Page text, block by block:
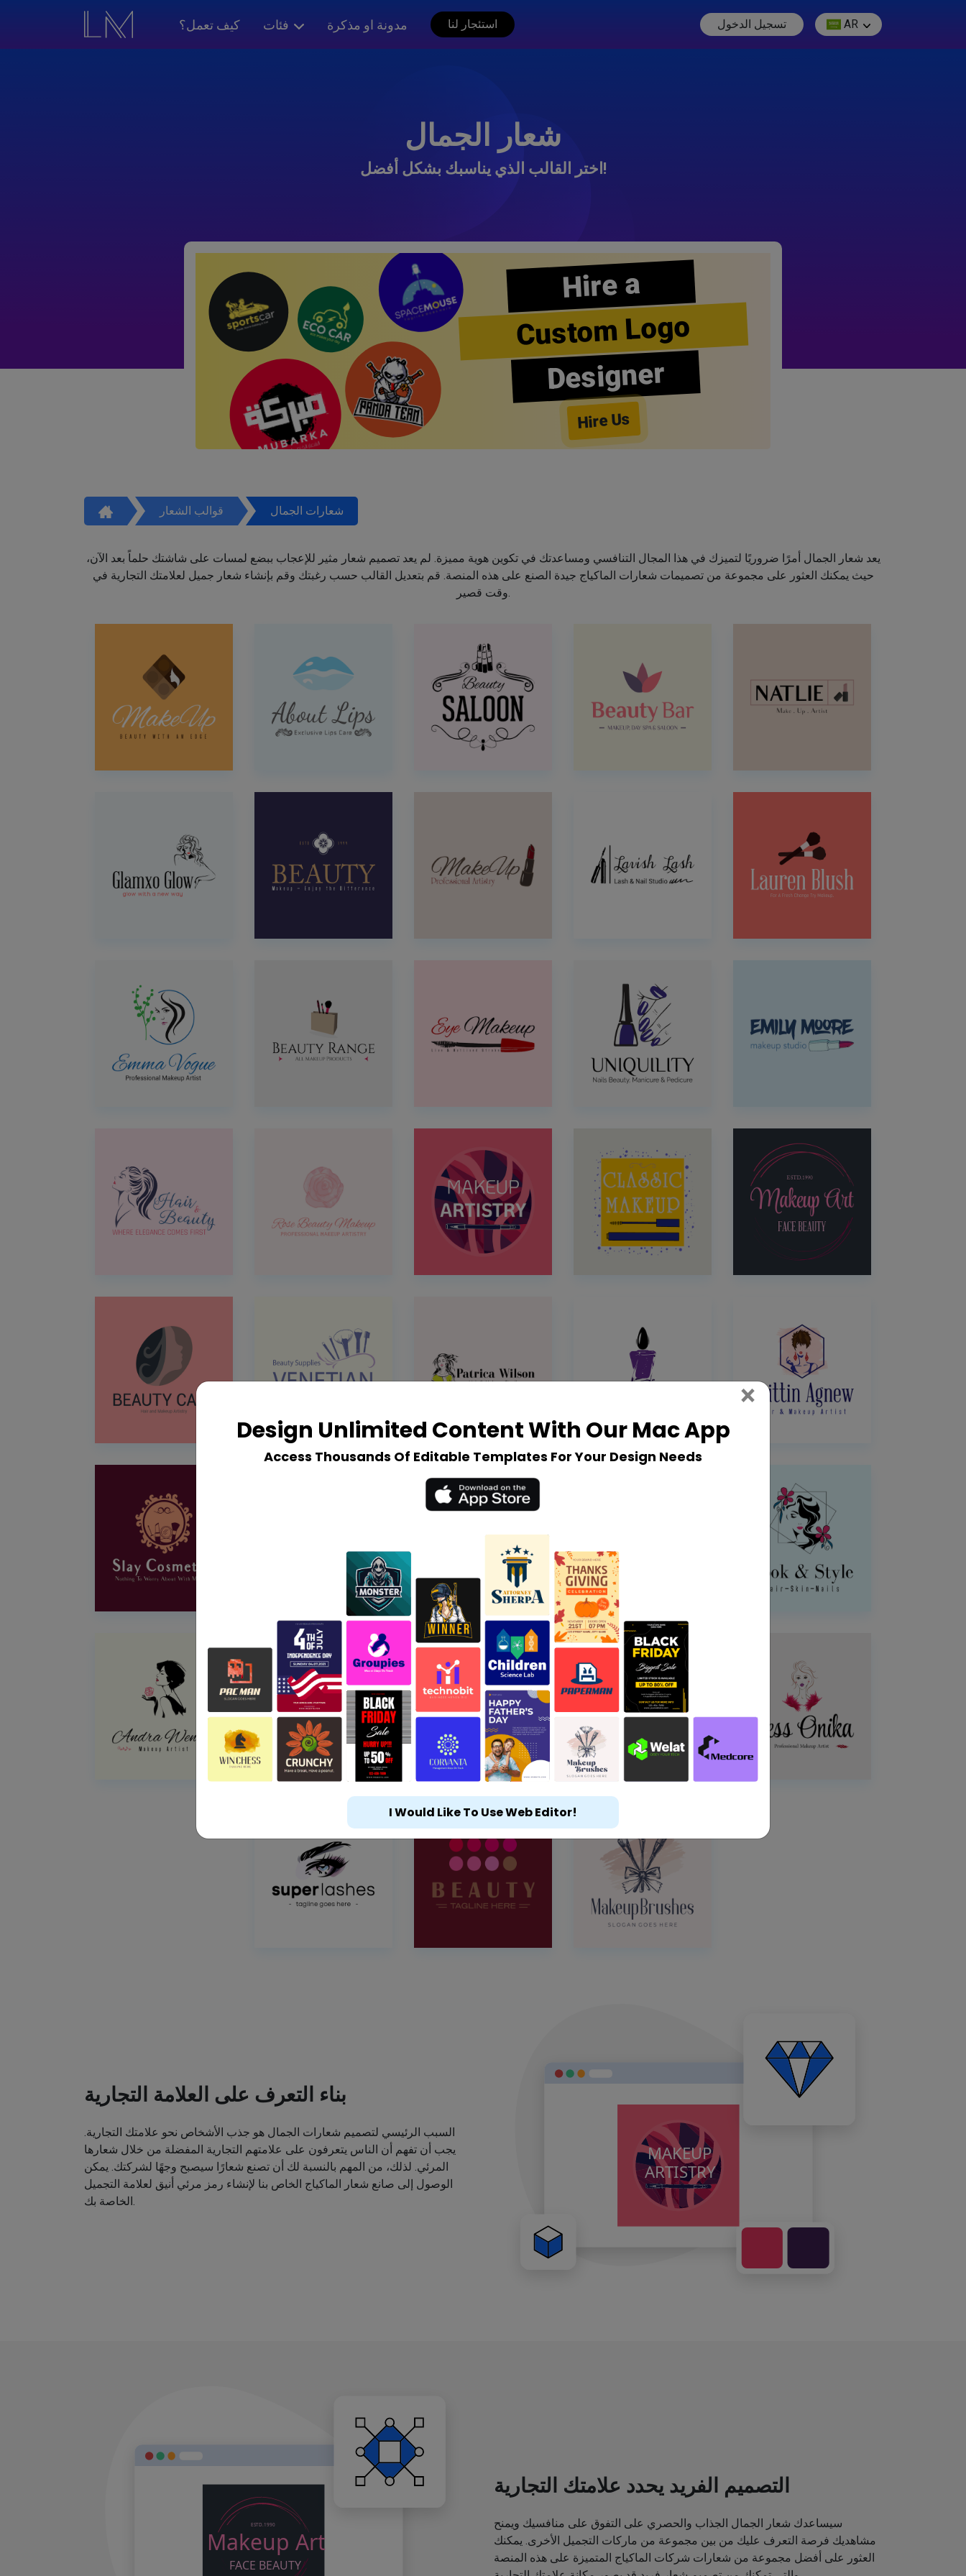
كيف تعمل؟ فئات مدونة او مذكرة استئجار لنا تسجيل الدخول AR
شعار الجمال
اختر القالب الذي يناسبك بشكل أفضل!
Hire a
Custom Logo
Designer
Hire Us
قوالب الشعار شعارات الجمال
يعد شعار الجمال أمرًا ضروريًا لتميزك في هذا المجال التنافسي ومساعدتك في تكوين هوية مميزة. لم يعد تصميم شعار مثير للإعجاب ببضع لمسات على شاشتك حلماً بعد الآن،
حيث يمكنك العثور على مجموعة من تصميمات شعارات الماكياج جيدة الصنع على هذه المنصة. قم بتعديل القالب حسب رغبتك وقم بإنشاء شعار جميل لعلامتك التجارية في
وقت قصير.
بناء التعرف على العلامة التجارية
السبب الرئيسي لتصميم شعارات الجمال هو جذب الأشخاص نحو علامتك التجارية.
يجب أن تفهم أن الناس يتعرفون على علامتهم التجارية المفضلة من خلال شعارها
المرئي. لذلك، من المهم بالنسبة لك أن تصنع شعارًا سيصبح وجهًا لشركتك. يمكن
الوصول إلى صانع شعار الماكياج الخاص بنا لإنشاء رمز مرئي أنيق لعلامة التجميل
الخاصة بك.
التصميم الفريد يحدد علامتك التجارية
سيساعدك شعار الجمال الجذاب والحصري على التفوق على منافسيك ويمنح
مشاهديك فرصة التعرف عليك من بين مجموعة من ماركات التجميل الأخرى. يمكنك
العثور على أفضل مجموعة من شعارات شركات الماكياج المتميزة على هذه المنصة
Design Unlimited Content With Our Mac App
Access Thousands Of Editable Templates For Your Design Needs
× Close
I Would Like To Use Web Editor!